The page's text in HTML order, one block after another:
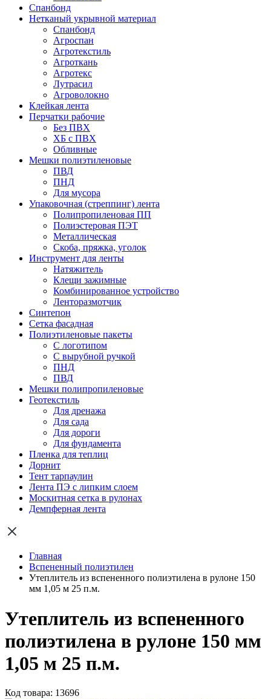
Спанбонд
Нетканый укрывной материал
Спанбонд
Агроспан
Агротекстиль
Агроткань
Агротекс
Лутрасил
Агроволокно
Клейкая лента
Перчатки рабочие
Без ПВХ
ХБ с ПВХ
Обливные
Мешки полиэтиленовые
ПВД
ПНД
Для мусора
Упаковочная (стреппинг) лента
Полипропиленовая ПП
Полиэстеровая ПЭТ
Металлическая
Скоба, пряжка, уголок
Инструмент для ленты
Натяжитель
Клещи зажимные
Комбинированное устройство
Ленторазмотчик
Синтепон
Сетка фасадная
Полиэтиленовые пакеты
С логотипом
С вырубной ручкой
ПНД
ПВД
Мешки полипропиленовые
Геотекстиль
Для дренажа
Для сада
Для дороги
Для фундамента
Пленка для теплиц
Дорнит
Тент тарпаулин
Лента ПЭ с липким слоем
Москитная сетка в рулонах
Демпферная лента
Главная
Вспененный полиэтилен
Утеплитель из вспененного полиэтилена в рулоне 150
мм 1,05 м 25 п.м.
Утеплитель из вспененного
полиэтилена в рулоне 150 мм
1,05 м 25 п.м.
Код товара: 13696